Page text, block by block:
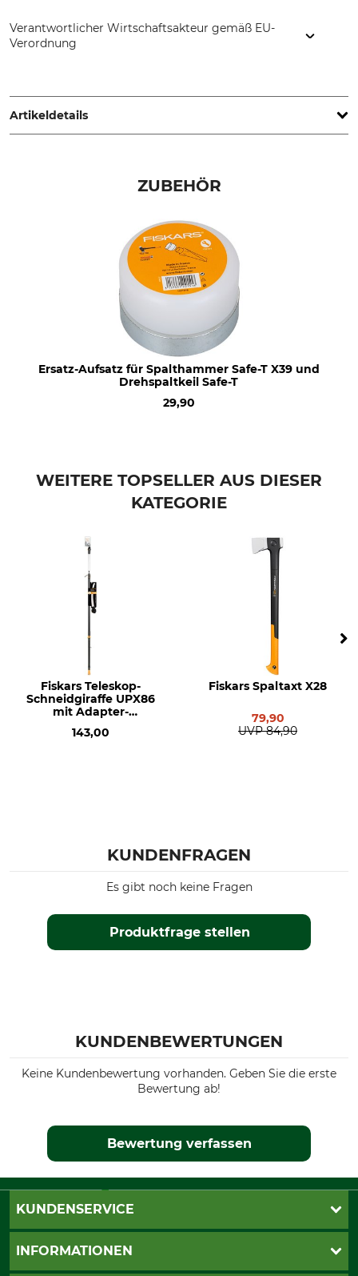
Verantwortlicher Wirtschaftsakteur gemäß EU-
Verordnung
Finland, www.fiskars.com
Artikeldetails
Spalthammer
Made in France
Länge
90 cm
ZUBEHÖR
Ersatz-Aufsatz für Spalthammer Safe-T X39 und
Drehspaltkeil Safe-T
29,90
WEITERE TOPSELLER AUS DIESER
KATEGORIE
Fiskars Teleskop-
Schneidgiraffe UPX86
mit Adapter-
143,00
Fiskars Spaltaxt X28
79,90
UVP 84,90
KUNDENFRAGEN
Produktfrage stellen
Es gibt noch keine Fragen
KUNDENBEWERTUNGEN
Keine Kundenbewertung vorhanden. Geben Sie die erste
Bewertung ab!
Bewertung verfassen
KUNDENSERVICE
Katalogbestellung
INFORMATIONEN